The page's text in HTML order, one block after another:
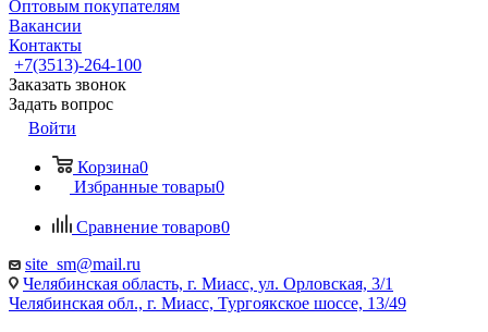
Оптовым покупателям
Вакансии
Контакты
+7(3513)-264-100
Заказать звонок
Задать вопрос
Войти
Корзина0
Избранные товары0
Сравнение товаров0
site_sm@mail.ru
Челябинская область, г. Миасс, ул. Орловская, 3/1
Челябинская обл., г. Миасс, Тургоякское шоссе, 13/49